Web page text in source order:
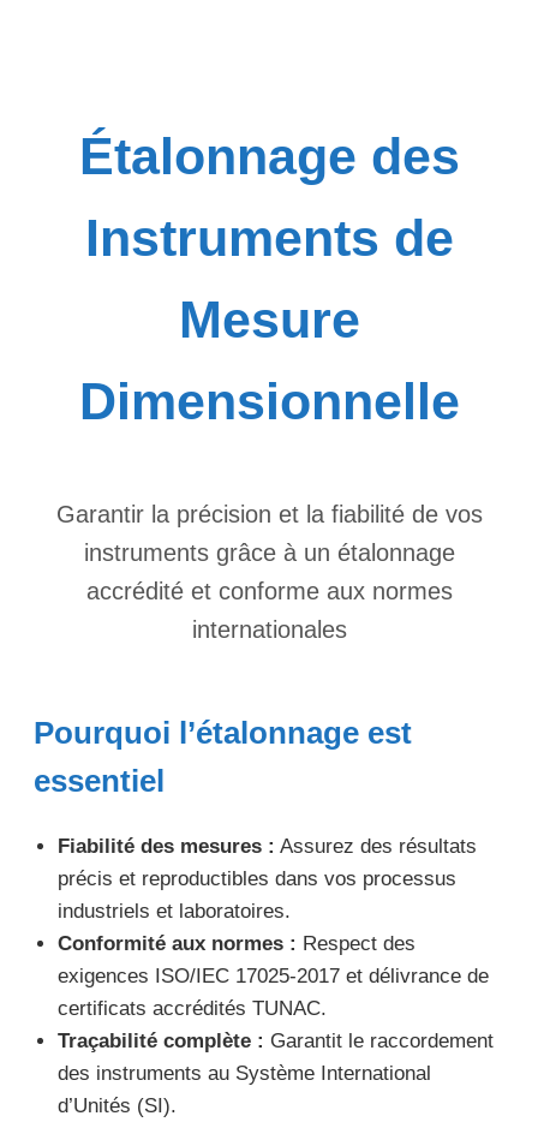
Étalonnage des
Instruments de
Mesure
Dimensionnelle
Garantir la précision et la fiabilité de vos
instruments grâce à un étalonnage
accrédité et conforme aux normes
internationales
Pourquoi l’étalonnage est
essentiel
Fiabilité des mesures : Assurez des résultats
précis et reproductibles dans vos processus
industriels et laboratoires.
Conformité aux normes : Respect des
exigences ISO/IEC 17025-2017 et délivrance de
certificats accrédités TUNAC.
Traçabilité complète : Garantit le raccordement
des instruments au Système International
d’Unités (SI).